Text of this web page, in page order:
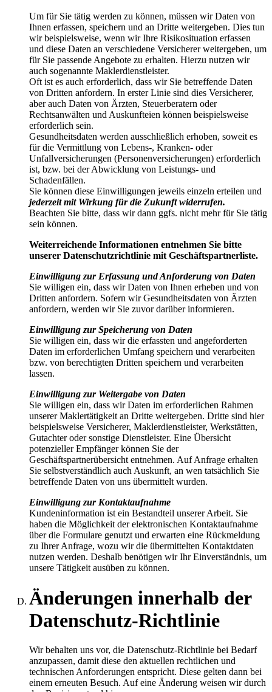
Um für Sie tätig werden zu können, müssen wir Daten von
Ihnen erfassen, speichern und an Dritte weitergeben. Dies tun
wir beispielsweise, wenn wir Ihre Risikosituation erfassen
und diese Daten an verschiedene Versicherer weitergeben, um
für Sie passende Angebote zu erhalten. Hierzu nutzen wir
auch sogenannte Maklerdienstleister.
Oft ist es auch erforderlich, dass wir Sie betreffende Daten
von Dritten anfordern. In erster Linie sind dies Versicherer,
aber auch Daten von Ärzten, Steuerberatern oder
Rechtsanwälten und Auskunfteien können beispielsweise
erforderlich sein.
Gesundheitsdaten werden ausschließlich erhoben, soweit es
für die Vermittlung von Lebens-, Kranken- oder
Unfallversicherungen (Personenversicherungen) erforderlich
ist, bzw. bei der Abwicklung von Leistungs- und
Schadenfällen.
Sie können diese Einwilligungen jeweils einzeln erteilen und
jederzeit mit Wirkung für die Zukunft widerrufen.
Beachten Sie bitte, dass wir dann ggfs. nicht mehr für Sie tätig
sein können.
Weiterreichende Informationen entnehmen Sie bitte
unserer Datenschutzrichtlinie mit Geschäftspartnerliste.
Einwilligung zur Erfassung und Anforderung von Daten
Sie willigen ein, dass wir Daten von Ihnen erheben und von
Dritten anfordern. Sofern wir Gesundheitsdaten von Ärzten
anfordern, werden wir Sie zuvor darüber informieren.
Einwilligung zur Speicherung von Daten
Sie willigen ein, dass wir die erfassten und angeforderten
Daten im erforderlichen Umfang speichern und verarbeiten
bzw. von berechtigten Dritten speichern und verarbeiten
lassen.
Einwilligung zur Weitergabe von Daten
Sie willigen ein, dass wir Daten im erforderlichen Rahmen
unserer Maklertätigkeit an Dritte weitergeben. Dritte sind hier
beispielsweise Versicherer, Maklerdienstleister, Werkstätten,
Gutachter oder sonstige Dienstleister. Eine Übersicht
potenzieller Empfänger können Sie der
Geschäftspartnerübersicht entnehmen. Auf Anfrage erhalten
Sie selbstverständlich auch Auskunft, an wen tatsächlich Sie
betreffende Daten von uns übermittelt wurden.
Einwilligung zur Kontaktaufnahme
Kundeninformation ist ein Bestandteil unserer Arbeit. Sie
haben die Möglichkeit der elektronischen Kontaktaufnahme
über die Formulare genutzt und erwarten eine Rückmeldung
zu Ihrer Anfrage, wozu wir die übermittelten Kontaktdaten
nutzen werden. Deshalb benötigen wir Ihr Einverständnis, um
unsere Tätigkeit ausüben zu können.
Änderungen innerhalb der
Datenschutz-Richtlinie
Wir behalten uns vor, die Datenschutz-Richtlinie bei Bedarf
anzupassen, damit diese den aktuellen rechtlichen und
technischen Anforderungen entspricht. Diese gelten dann bei
einem erneuten Besuch. Auf eine Änderung weisen wir durch